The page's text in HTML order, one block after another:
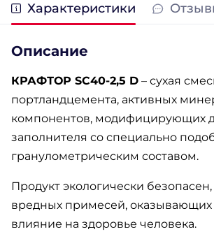
Характеристики
Описание
КРАФТОР SC40-2,5 D – сухая
портландцемента, активных
компонентов, модифицирующих
заполнителя со специально
гранулометрическим составом.
Продукт экологически
вредных примесей, оказывающих
влияние на здоровье человека.